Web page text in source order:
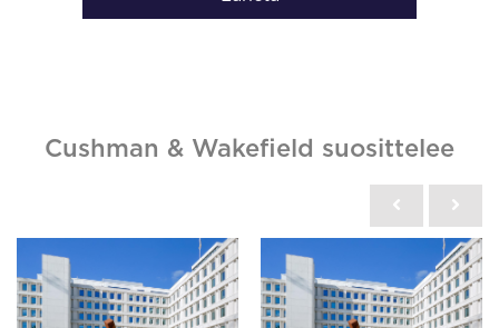
Cushman & Wakefield suosittelee